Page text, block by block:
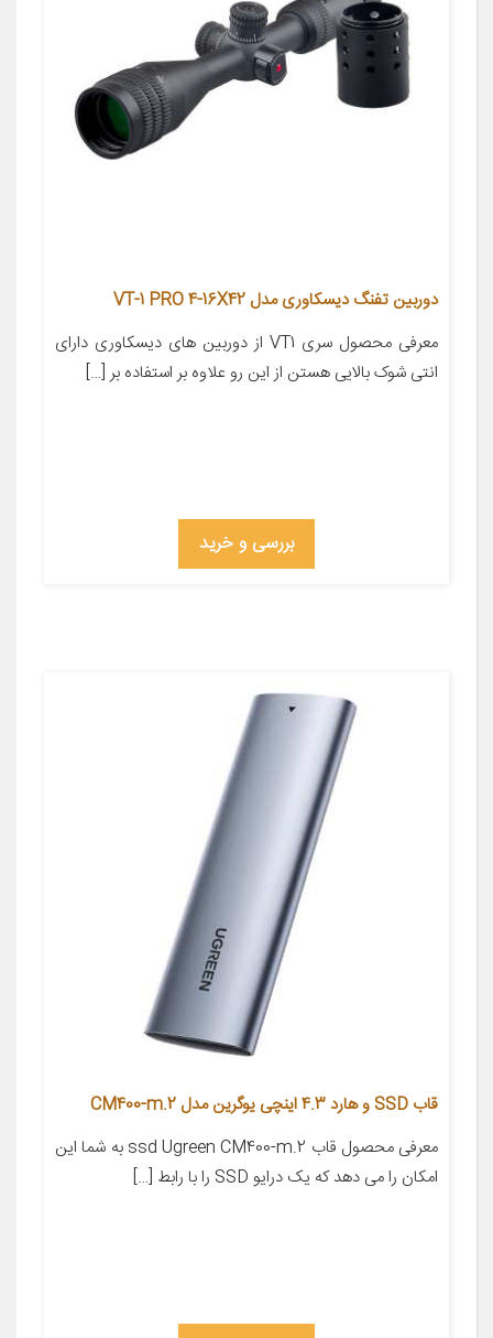
دوربین تفنگ دیسکاوری مدل VT-1 PRO 4-16X42
معرفی محصول سری VT1 از دوربین های دیسکاوری دارای
انتی شوک بالایی هستن از این رو علاوه بر استفاده بر […]
بررسی و خرید
قاب SSD و هارد 4.3 اینچی یوگرین مدل CM400-m.2
معرفی محصول قاب ssd Ugreen CM400-m.2 به شما این
امکان را می دهد که یک درایو SSD را با رابط […]